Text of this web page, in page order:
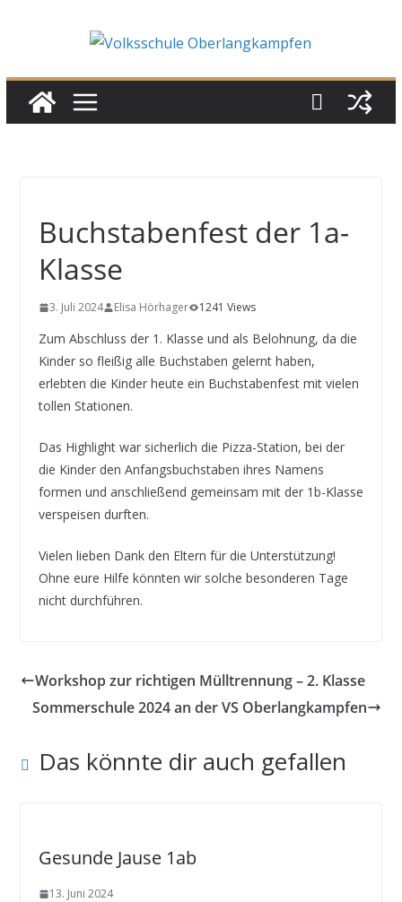
Buchstabenfest der 1a-
Klasse
3. Juli 2024 Elisa Hörhager 1241 Views
Zum Abschluss der 1. Klasse und als Belohnung, da die
Kinder so fleißig alle Buchstaben gelernt haben,
erlebten die Kinder heute ein Buchstabenfest mit vielen
tollen Stationen.
Das Highlight war sicherlich die Pizza-Station, bei der
die Kinder den Anfangsbuchstaben ihres Namens
formen und anschließend gemeinsam mit der 1b-Klasse
verspeisen durften.
Vielen lieben Dank den Eltern für die Unterstützung!
Ohne eure Hilfe könnten wir solche besonderen Tage
nicht durchführen.
Workshop zur richtigen Mülltrennung – 2. Klasse
Sommerschule 2024 an der VS Oberlangkampfen
Das könnte dir auch gefallen
Gesunde Jause 1ab
13. Juni 2024